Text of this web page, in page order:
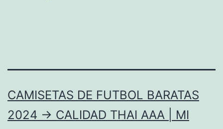
CAMISETAS DE FUTBOL BARATAS
2024 → CALIDAD THAI AAA | MI